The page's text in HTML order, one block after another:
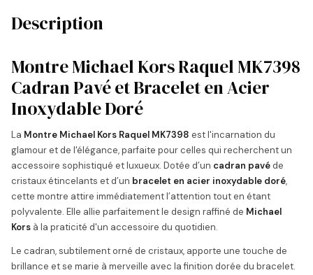
Description
Montre Michael Kors Raquel MK7398
Cadran Pavé et Bracelet en Acier
Inoxydable Doré
La Montre Michael Kors Raquel MK7398 est l'incarnation du
glamour et de l'élégance, parfaite pour celles qui recherchent un
accessoire sophistiqué et luxueux. Dotée d’un cadran pavéde
cristaux étincelants et d’un bracelet en acier inoxydable doré,
cette montre attire immédiatement l’attention tout en étant
polyvalente. Elle allie parfaitement le design raffiné de Michael
Kors à la praticité d'un accessoire du quotidien.
Le cadran, subtilement orné de cristaux, apporte une touche de
brillance et se marie à merveille avec la finition dorée du bracelet.